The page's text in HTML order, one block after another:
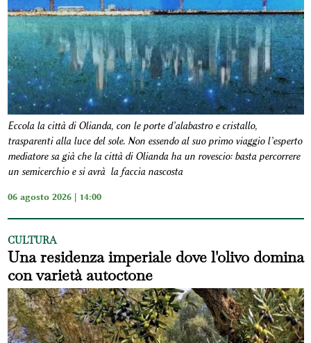
Eccola la città di Olianda, con le porte d’alabastro e cristallo,
trasparenti alla luce del sole. Non essendo al suo primo viaggio l’esperto
mediatore sa già che la città di Olianda ha un rovescio: basta percorrere
un semicerchio e si avrà la faccia nascosta
06 agosto 2026 | 14:00
CULTURA
Una residenza imperiale dove l'olivo domina
con varietà autoctone